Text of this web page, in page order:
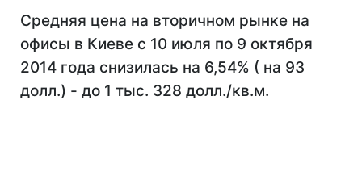
Средняя цена на вторичном рынке на
офисы в Киеве с 10 июля по 9 октября
2014 года снизилась на 6,54% ( на 93
долл.) - до 1 тыс. 328 долл./кв.м.